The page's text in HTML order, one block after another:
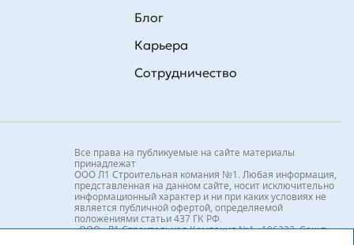
Блог
Карьера
Сотрудничество
Все права на публикуемые на сайте материалы
принадлежат
ООО Л1 Строительная комания №1. Любая информация,
представленная на данном сайте, носит исключительно
информационный характер и ни при каких условиях не
является публичной офертой, определяемой
положениями статьи 437 ГК РФ.
«ООО «Л1 Строительная Компания №1» 196233, Санкт-